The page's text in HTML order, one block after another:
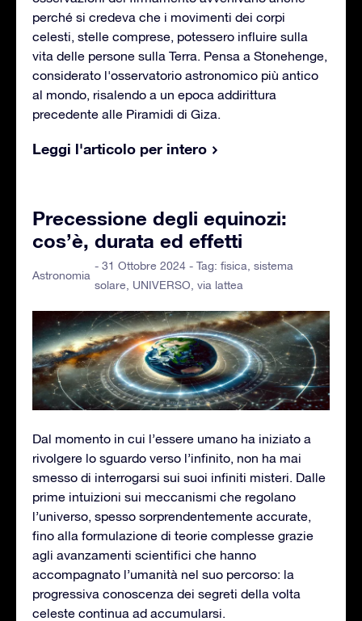
perché si credeva che i movimenti dei corpi
celesti, stelle comprese, potessero influire sulla
vita delle persone sulla Terra. Pensa a Stonehenge,
considerato l'osservatorio astronomico più antico
al mondo, risalendo a un epoca addirittura
precedente alle Piramidi di Giza.
Leggi l'articolo per intero
Precessione degli equinozi:
cos’è, durata ed effetti
Astronomia
- 31 Ottobre 2024 - Tag: fisica sistema
solare
UNIVERSO via lattea
Dal momento in cui l’essere umano ha iniziato a
rivolgere lo sguardo verso l’infinito, non ha mai
smesso di interrogarsi sui suoi infiniti misteri. Dalle
prime intuizioni sui meccanismi che regolano
l’universo, spesso sorprendentemente accurate,
fino alla formulazione di teorie complesse grazie
agli avanzamenti scientifici che hanno
accompagnato l’umanità nel suo percorso: la
progressiva conoscenza dei segreti della volta
celeste continua ad accumularsi.